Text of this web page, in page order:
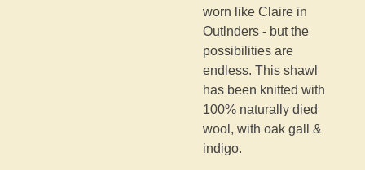
worn like Claire in
Outlnders - but the
possibilities are
endless. This shawl
has been knitted with
100% naturally died
wool, with oak gall &
indigo.